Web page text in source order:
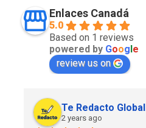
Enlaces Canadá
5.0
Based on 1 reviews
powered by Google
review us on
Te Redacto Global
2 years ago